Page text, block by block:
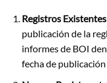
Registros Existentes
publicación de la
informes de BOI
fecha de publicación